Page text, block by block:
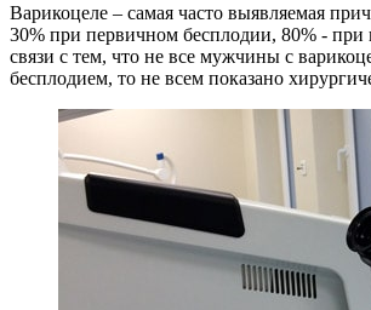
Варикоцеле – самая часто выявляемая
30% при первичном бесплодии, 80% -
связи с тем, что не все мужчины с
бесплодием, то не всем показано